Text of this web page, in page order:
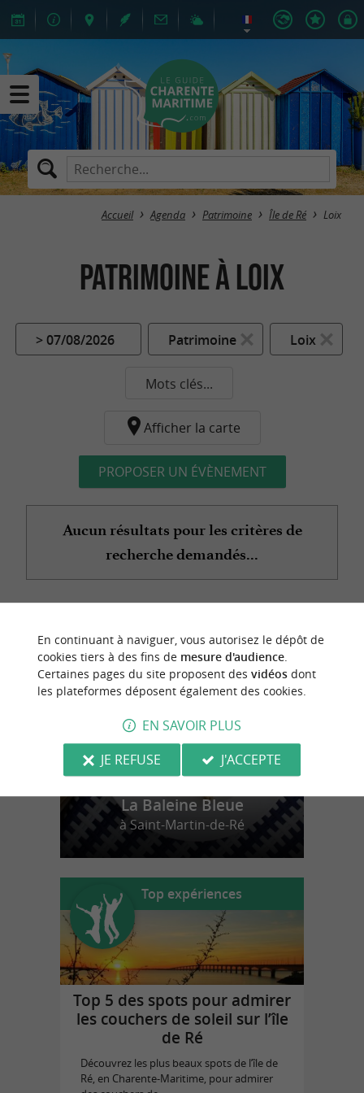
Accueil Agenda Patrimoine Île de Ré Loix
Patrimoine à Loix
> 07/08/2026 Patrimoine Loix
Mots clés...
Afficher la carte
PROPOSER UN ÉVÈNEMENT
Aucun résultats pour les critères de
recherche demandés...
n
o
t
r
e
c
o
u
p
d
e
c
o
e
u
r
La Baleine Bleue
à Saint-Martin-de-Ré
Top expériences
Top 5 des spots pour admirer
les couchers de soleil sur l’île
de Ré
Découvrez les plus beaux spots de l’île de
Ré, en Charente-Maritime, pour admirer
En continuant à naviguer, vous autorisez le dépôt de
cookies tiers à des fins de mesure d'audience.
Certaines pages du site proposent des vidéosdont
les plateformes déposent également des cookies.
EN SAVOIR PLUS
JE REFUSE
J'ACCEPTE